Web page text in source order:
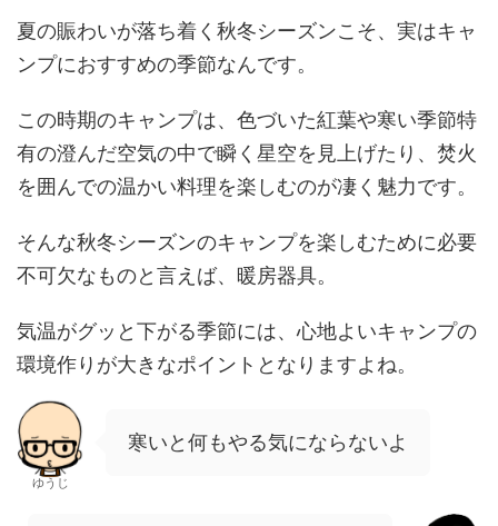
夏の賑わいが落ち着く秋冬シーズンこそ、実はキャ
ンプにおすすめの季節なんです。
この時期のキャンプは、色づいた紅葉や寒い季節特
有の澄んだ空気の中で瞬く星空を見上げたり、焚火
を囲んでの温かい料理を楽しむのが凄く魅力です。
そんな秋冬シーズンのキャンプを楽しむために必要
不可欠なものと言えば、暖房器具。
気温がグッと下がる季節には、心地よいキャンプの
環境作りが大きなポイントとなりますよね。
ゆうじ
寒いと何もやる気にならないよ